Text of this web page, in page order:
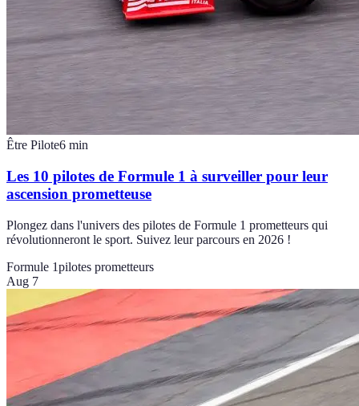
Être Pilote6 min
Les 10 pilotes de Formule 1 à surveiller pour leur
ascension prometteuse
Plongez dans l'univers des pilotes de Formule 1 prometteurs qui
révolutionneront le sport. Suivez leur parcours en 2026 !
Formule 1pilotes prometteurs
Aug 7